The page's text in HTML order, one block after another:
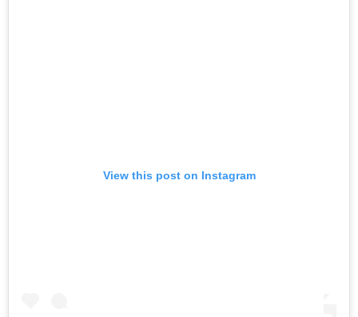
View this post on Instagram